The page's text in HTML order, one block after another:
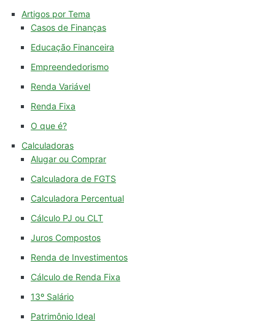
Artigos por Tema
Casos de Finanças
Educação Financeira
Empreendedorismo
Renda Variável
Renda Fixa
O que é?
Calculadoras
Alugar ou Comprar
Calculadora de FGTS
Calculadora Percentual
Cálculo PJ ou CLT
Juros Compostos
Renda de Investimentos
Cálculo de Renda Fixa
13º Salário
Patrimônio Ideal